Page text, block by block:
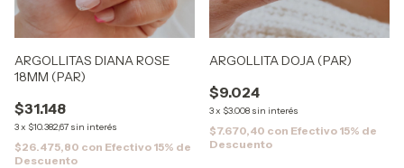
ARGOLLITAS DIANA ROSE
18MM (PAR)
$31.148
3x $10.382,67 sin interés
$26.475,80 con Efectivo 15% de
Descuento
ARGOLLITA DOJA (PAR)
$9.024
3x $3.008 sin interés
$7.670,40 con Efectivo 15% de
Descuento